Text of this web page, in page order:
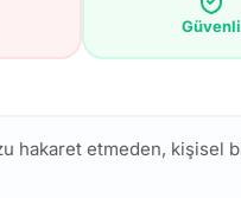
Güvenli